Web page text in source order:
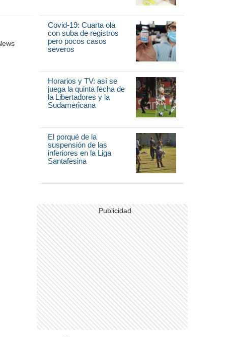
Covid-19: Cuarta ola
con suba de registros
pero pocos casos
severos
Horarios y TV: así se
juega la quinta fecha de
la Libertadores y la
Sudamericana
El porqué de la
suspensión de las
inferiores en la Liga
Santafesina